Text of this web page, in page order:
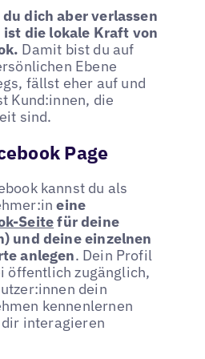
dich aber verlassen
die lokale Kraft von
Damit bist du auf
Ebene
fällst eher auf und
Kund:innen, die
sind.
Page
kannst du als
eine
Seitefür deine
und deine einzelnen
anlegen. Dein Profil
öffentlich zugänglich,
dein
kennenlernen
interagieren